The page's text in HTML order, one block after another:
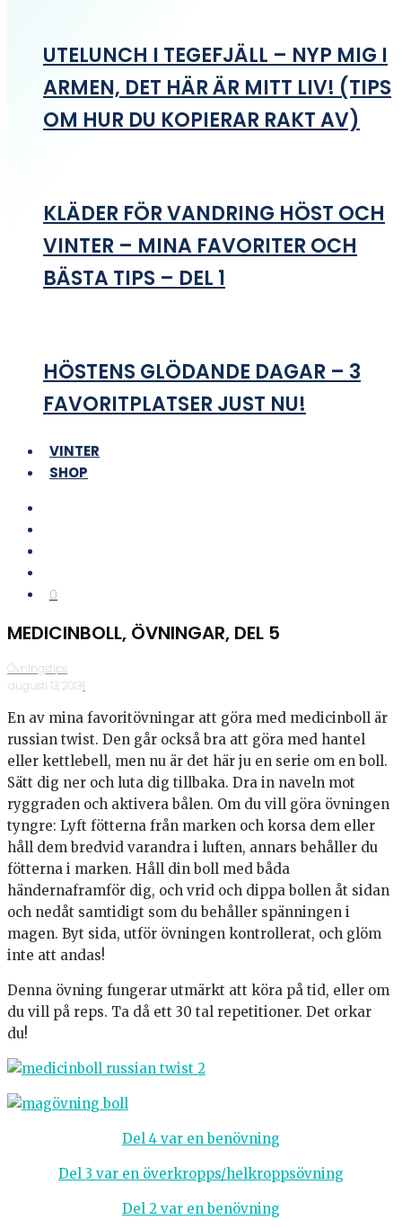
UTELUNCH I TEGEFJÄLL – NYP MIG I
ARMEN, DET HÄR ÄR MITT LIV! (TIPS
OM HUR DU KOPIERAR RAKT AV)
KLÄDER FÖR VANDRING HÖST OCH
VINTER – MINA FAVORITER OCH
BÄSTA TIPS – DEL 1
HÖSTENS GLÖDANDE DAGAR – 3
FAVORITPLATSER JUST NU!
VINTER
SHOP
0
MEDICINBOLL, ÖVNINGAR, DEL 5
Övningstips
·augusti 13, 2013·1
En av mina favoritövningar att göra med medicinboll är
russian twist. Den går också bra att göra med hantel
eller kettlebell, men nu är det här ju en serie om en boll.
Sätt dig ner och luta dig tillbaka. Dra in naveln mot
ryggraden och aktivera bålen. Om du vill göra övningen
tyngre: Lyft fötterna från marken och korsa dem eller
håll dem bredvid varandra i luften, annars behåller du
fötterna i marken. Håll din boll med båda
händernaframför dig, och vrid och dippa bollen åt sidan
och nedåt samtidigt som du behåller spänningen i
magen. Byt sida, utför övningen kontrollerat, och glöm
inte att andas!
Denna övning fungerar utmärkt att köra på tid, eller om
du vill på reps. Ta då ett 30 tal repetitioner. Det orkar
du!
Del 4 var en benövning
Del 3 var en överkropps/helkroppsövning
Del 2 var en benövning